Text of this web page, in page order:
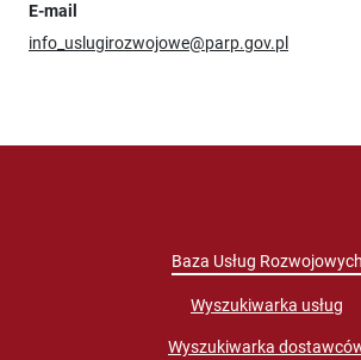
E-mail
info_uslugirozwojowe@parp.gov.pl
Baza Usług Rozwojowych
Wyszukiwarka usług
Wyszukiwarka